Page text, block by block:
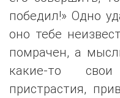
победил!» Одно
оно тебе
помрачен, а
какие-то
пристрастия,